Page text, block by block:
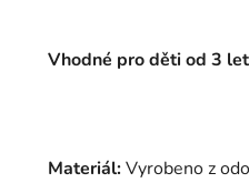
Vhodné pro děti od 3 let
Materiál:Vyrobeno z